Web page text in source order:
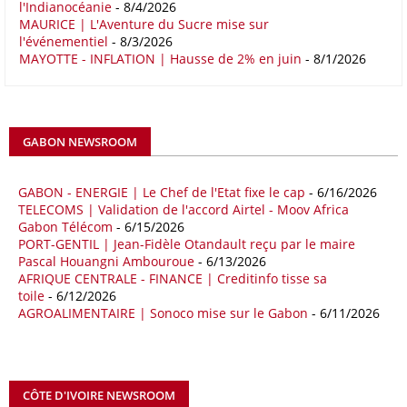
Le déficit commercial de l’Afrique avec la Chine s’est creusé de 48,27
% au cours des quatre premiers mois de 2026 comparativement à la
même période de 2025 pour s’établir à 36,8 milliards de dollars, en
avril, à 81,82 milliards de dollars. Durant la même période, les
importations chinoises en provenance du continent ont atteint 45,02
quatre premiers mois de 2025.
09/05/26 ITALIE - LIBYE
Les deux pays veulent accélérer leurs projets gaziers communs, afin
de sécuriser davantage les approvisionnements énergétiques en
Méditerranée, dans un contexte marqué par des tensions
géopolitiques internationales et des perturbations sur le marché
mondial du gaz. Réunis à Rome le jeudi 7 mai, la Première ministre
coopération et les investissements dans le secteur énergétique. Cette
séquence survient alors que Rome cherche à réduire son exposition
l'Indianocéanie - 8/4/2026
MAURICE | L'Aventure du Sucre mise sur
l'événementiel - 8/3/2026
MAYOTTE - INFLATION | Hausse de 2% en juin - 8/1/2026
GABON NEWSROOM
GABON - ENERGIE | Le Chef de l'Etat fixe le cap - 6/16/2026
TELECOMS | Validation de l'accord Airtel - Moov Africa
Gabon Télécom - 6/15/2026
PORT-GENTIL | Jean-Fidèle Otandault reçu par le maire
Pascal Houangni Ambouroue - 6/13/2026
AFRIQUE CENTRALE - FINANCE | Creditinfo tisse sa
toile - 6/12/2026
AGROALIMENTAIRE | Sonoco mise sur le Gabon - 6/11/2026
CÔTE D'IVOIRE NEWSROOM